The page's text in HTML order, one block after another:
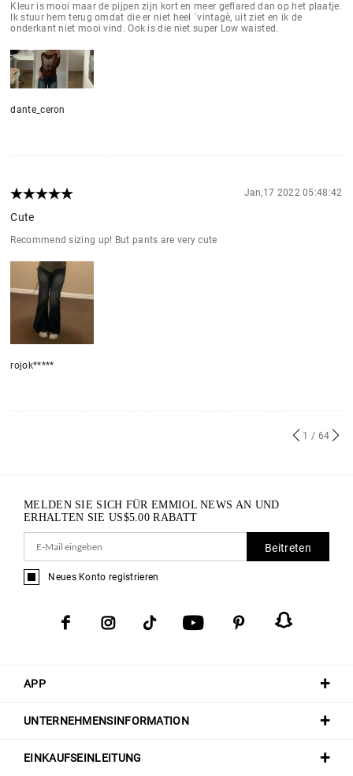
Kleur is mooi maar de pijpen zijn kort en meer geflared dan op het plaatje.
Ik stuur hem terug omdat die er niet heel ˋvintagè, uit ziet en ik de
onderkant niet mooi vind. Ook is die niet super Low waisted.
dante_ceron
Jan,17 2022 05:48:42
Cute
Recommend sizing up! But pants are very cute
rojok*****
1 / 64
APP
UNTERNEHMENSINFORMATION
EINKAUFSEINLEITUNG
MELDEN SIE SICH FÜR EMMIOL NEWS AN UND
ERHALTEN SIE US$5.00 RABATT
Beitreten
Neues Konto registrieren